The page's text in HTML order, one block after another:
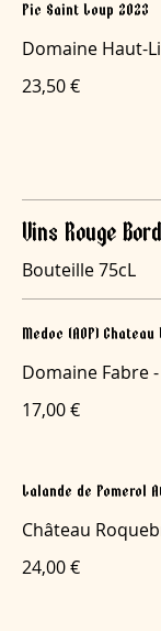
Pic Saint Loup 2023
Domaine Haut-
23,50 €
Vins Rouge
Bouteille 75cL
Medoc (AOP) Chateau
Domaine Fabre
17,00 €
Lalande de Pomerol
Château
24,00 €